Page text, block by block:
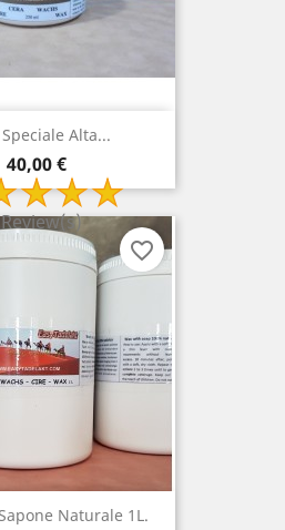
Alta...
Prezzo
40,00 €
Naturale 1L.
favorite_border